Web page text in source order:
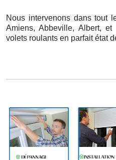
Nous intervenons dans tout
Amiens, Abbeville, Albert,
volets roulants en parfait état